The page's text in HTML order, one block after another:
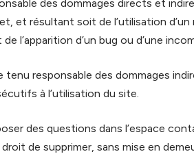
des dommages directs et
et résultant soit de l’utilisation
l’apparition d’un bug ou d’une
responsable des dommages
à l’utilisation du site.
des questions dans l’espace
de supprimer, sans mise en